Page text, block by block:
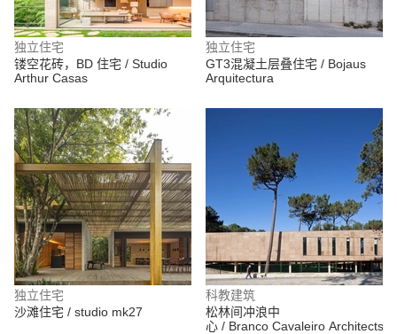
独立住宅
镂空花砖，BD 住宅 / Studio
Arthur Casas
独立住宅
GT3混凝土层叠住宅 / Bojaus
Arquitectura
独立住宅
沙滩住宅 / studio mk27
科教建筑
松林间冲浪中
心 / Branco Cavaleiro Architects